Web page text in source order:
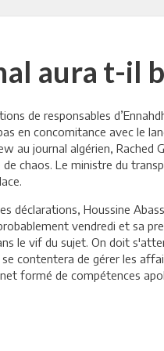
aura t-il
de responsables
en concomitance avec le
journal algérien, Rached
chaos. Le ministre du
déclarations, Houssine
vendredi et sa
le vif du sujet. On doit
contentera de gérer les
formé de compétences